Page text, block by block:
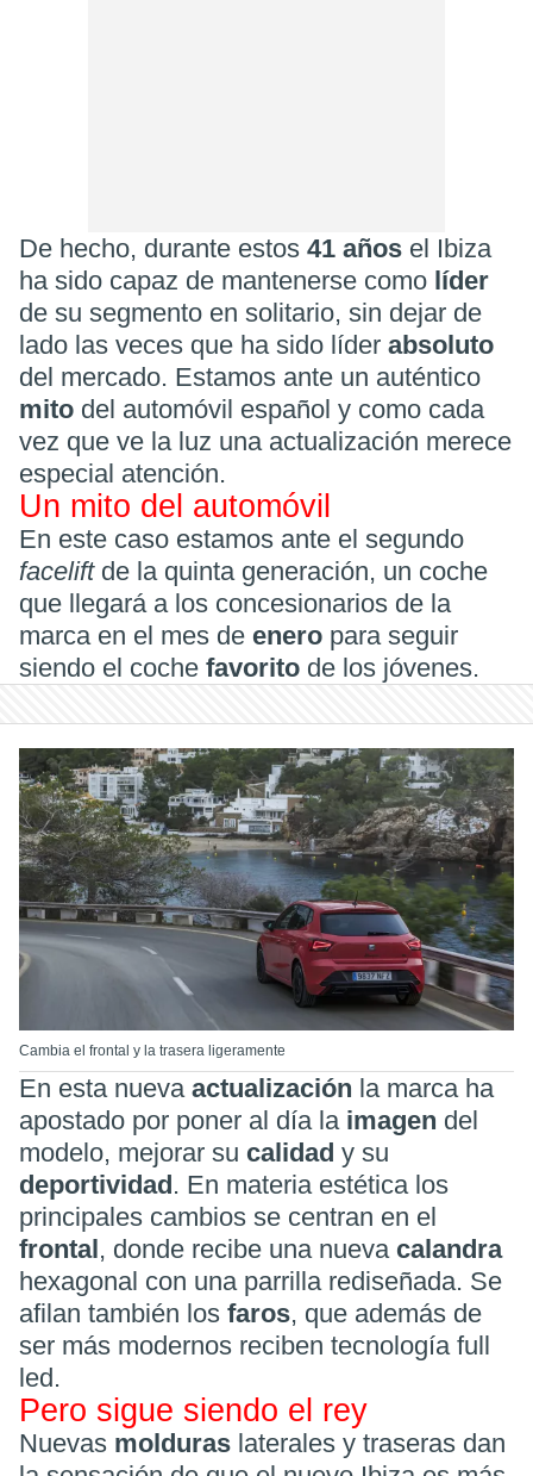
De hecho, durante estos 41 años el Ibiza
ha sido capaz de mantenerse como líder
de su segmento en solitario, sin dejar de
lado las veces que ha sido líder absoluto
del mercado. Estamos ante un auténtico
mito del automóvil español y como cada
vez que ve la luz una actualización merece
especial atención.
Un mito del automóvil
En este caso estamos ante el segundo
facelift de la quinta generación, un coche
que llegará a los concesionarios de la
marca en el mes de enero para seguir
siendo el coche favorito de los jóvenes.
Cambia el frontal y la trasera ligeramente
En esta nueva actualización la marca ha
apostado por poner al día la imagen del
modelo, mejorar su calidad y su
deportividad. En materia estética los
principales cambios se centran en el
frontal, donde recibe una nueva calandra
hexagonal con una parrilla rediseñada. Se
afilan también los faros, que además de
ser más modernos reciben tecnología full
led.
Pero sigue siendo el rey
Nuevas molduras laterales y traseras dan